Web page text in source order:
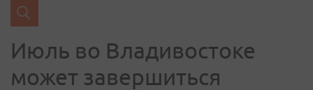
Июль во Владивостоке
может завершиться